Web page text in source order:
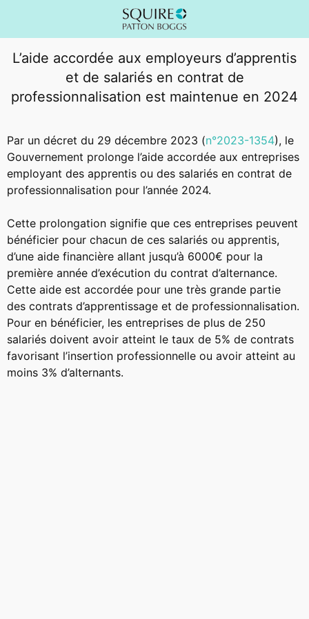
L’aide accordée aux employeurs d’apprentis
et de salariés en contrat de
professionnalisation est maintenue en 2024
Par un décret du 29 décembre 2023 (n°2023-1354), le
Gouvernement prolonge l’aide accordée aux entreprises
employant des apprentis ou des salariés en contrat de
professionnalisation pour l’année 2024.
Cette prolongation signifie que ces entreprises peuvent
bénéficier pour chacun de ces salariés ou apprentis,
d’une aide financière allant jusqu’à 6000€ pour la
première année d’exécution du contrat d’alternance.
Cette aide est accordée pour une très grande partie
des contrats d’apprentissage et de professionnalisation.
Pour en bénéficier, les entreprises de plus de 250
salariés doivent avoir atteint le taux de 5% de contrats
favorisant l’insertion professionnelle ou avoir atteint au
moins 3% d’alternants.